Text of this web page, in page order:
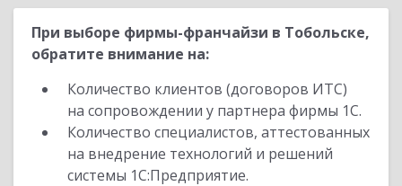
При выборе фирмы-франчайзи в Тобольске,
обратите внимание на:
Количество клиентов (договоров ИТС)
на сопровождении у партнера фирмы 1С.
Количество специалистов, аттестованных
на внедрение технологий и решений
системы 1С:Предприятие.